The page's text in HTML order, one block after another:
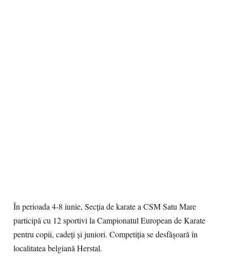
În perioada 4-8 iunie, Secția de karate a CSM Satu Mare
participă cu 12 sportivi la Campionatul European de Karate
pentru copii, cadeți și juniori. Competiția se desfășoară în
localitatea belgiană Herstal.